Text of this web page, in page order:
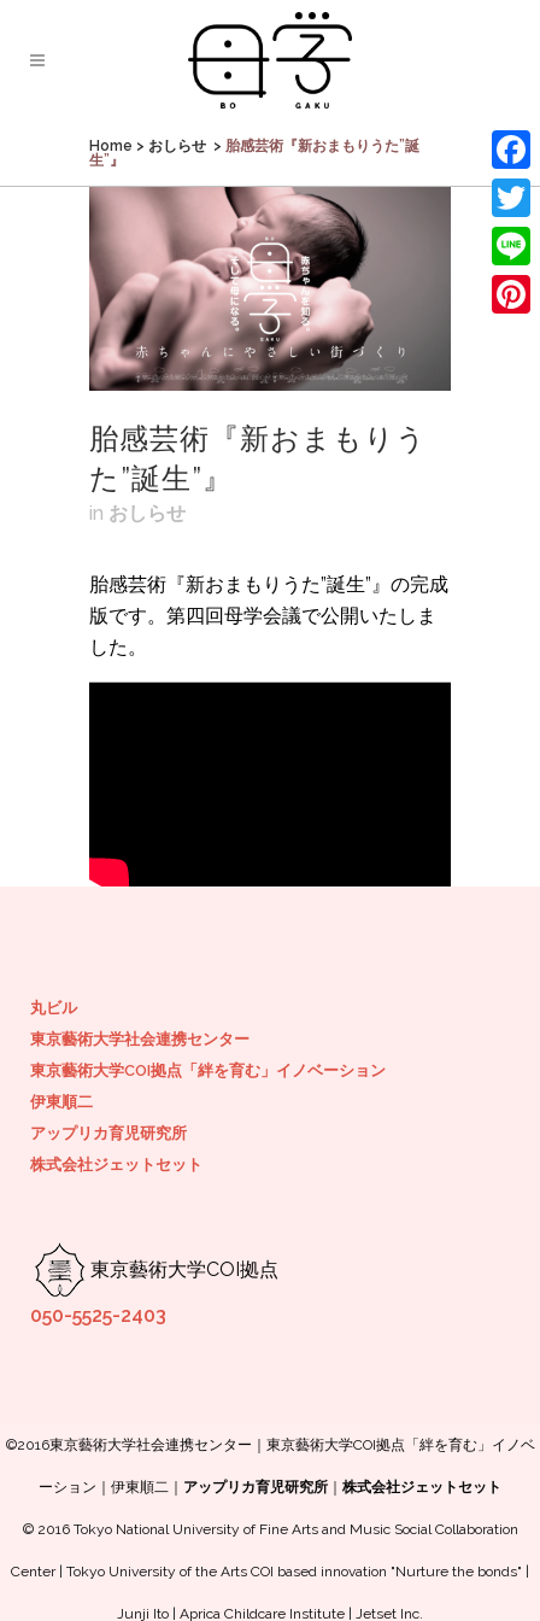
Home > おしらせ > 胎感芸術『新おまもりうた”誕
生”』
胎感芸術『新おまもりう
た”誕生”』
in おしらせ
胎感芸術『新おまもりうた”誕生”』の完成
版です。第四回母学会議で公開いたしま
した。
丸ビル
東京藝術大学社会連携センター
東京藝術大学COI拠点「絆を育む」イノベーション
伊東順二
アップリカ育児研究所
株式会社ジェットセット
東京藝術大学COI拠点
050-5525-2403
©2016東京藝術大学社会連携センター｜東京藝術大学COI拠点「絆を育む」イノベ
ーション｜伊東順二｜ アップリカ育児研究所 株式会社ジェットセット
© 2016 Tokyo National University of Fine Arts and Music Social Collaboration
Center | Tokyo University of the Arts COI based innovation "Nurture the bonds" |
Junji Ito | Aprica Childcare Institute | Jetset Inc.
Line